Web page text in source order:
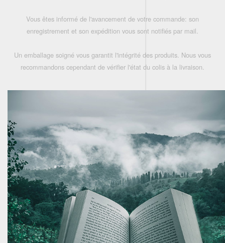
Vous êtes informé de l'avancement de votre commande: son
enregistrement et son expédition vous sont notifiés par mail.
Un emballage soigné vous garantit l'intégrité des produits. Nous vous
recommandons cependant de vérifier l'état du colis à la livraison.